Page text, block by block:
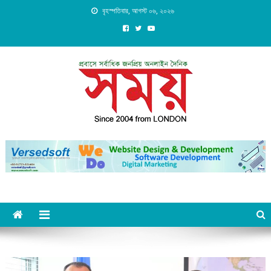
বৃহস্পতিবার, আগস্ট ০৬, ২০২৬
Daily Shomoy, Since 2004
from LONDON